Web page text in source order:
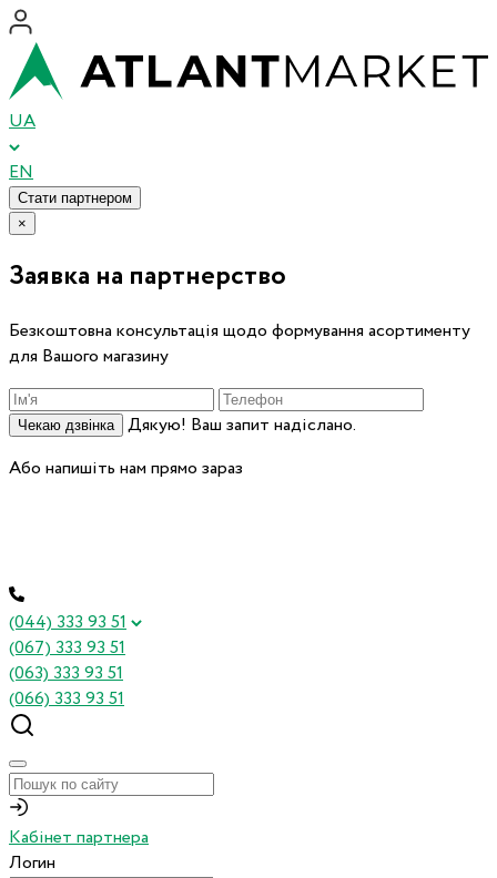
UA
EN
Стати партнером
×
Заявка на партнерство
Безкоштовна консультація щодо формування асортименту
для Вашого магазину
Чекаю дзвінка
Дякую! Ваш запит надіслано.
Або напишіть нам прямо зараз
(044) 333 93 51
(067) 333 93 51
(063) 333 93 51
(066) 333 93 51
Кабінет партнера
Логин